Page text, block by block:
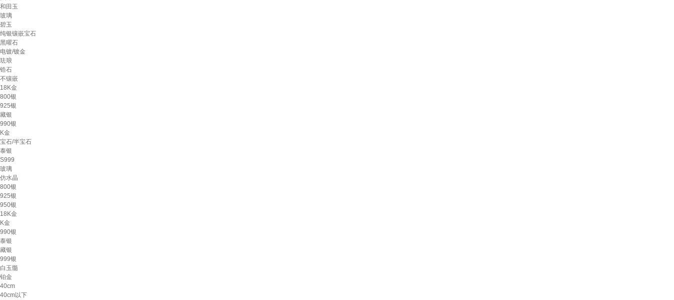
和田玉
玻璃
碧玉
纯银镶嵌宝石
黑曜石
电镀/镀金
珐琅
锆石
不镶嵌
18K金
800银
925银
藏银
990银
K金
宝石/半宝石
泰银
S999
玻璃
仿水晶
800银
925银
950银
18K金
K金
990银
泰银
藏银
999银
白玉髓
铂金
40cm
40cm以下